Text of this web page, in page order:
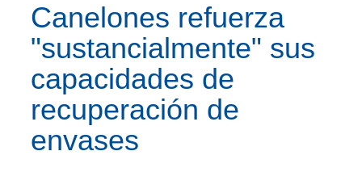
Canelones refuerza
"sustancialmente" sus
capacidades de
recuperación de
envases